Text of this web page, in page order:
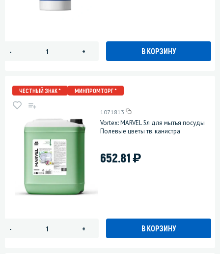
- + В КОРЗИНУ
ЧЕСТНЫЙ ЗНАК * МИНПРОМТОРГ *
1071813
Vortex: MARVEL 5л для мытья посуды
Полевые цветы тв. канистра
652.81)
- + В КОРЗИНУ